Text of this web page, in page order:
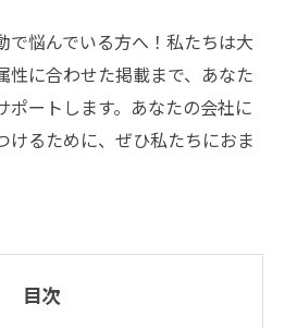
で悩んでいる方へ！私たちは大
性に合わせた掲載まで、あなた
ポートします。あなたの会社に
けるために、ぜひ私たちにおま
目次